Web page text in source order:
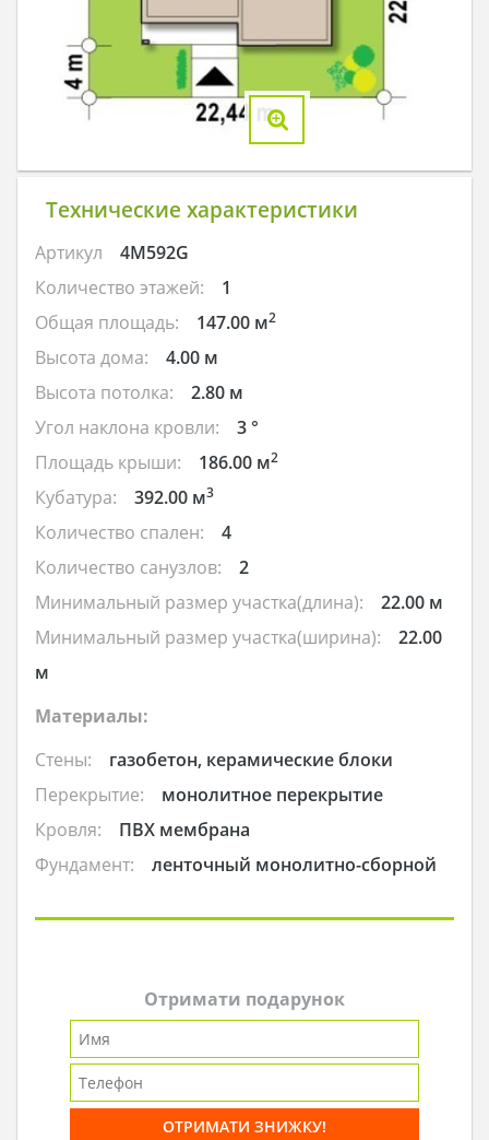
Технические характеристики
Артикул
4M592G
Количество этажей:
1
Общая площадь:
147.00 м2
Высота дома:
4.00 м
Высота потолка:
2.80 м
Угол наклона кровли:
3 °
Площадь крыши:
186.00 м2
Кубатура: 392.00 м3
Количество спален:
4
Количество санузлов:
2
Минимальный размер участка(длина):
22.00 м
Минимальный размер участка(ширина):
22.00
м
Материалы:
Стены:
газобетон, керамические блоки
Перекрытие:
монолитное перекрытие
Кровля:
ПВХ мембрана
Фундамент:
ленточный монолитно-сборной
Отримати подарунок